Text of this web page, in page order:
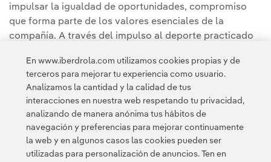
impulsar la igualdad de oportunidades, compromiso
que forma parte de los valores esenciales de la
compañía. A través del impulso al deporte practicado
referentes en la sociedad y fomentar hábitos
saludables desde edades tempranas.
En www.iberdrola.com utilizamos cookies propias y de
terceros para mejorar tu experiencia como usuario.
Analizamos la cantidad y la calidad de tus
interacciones en nuestra web respetando tu privacidad,
analizando de manera anónima tus hábitos de
navegación y preferencias para mejorar continuamente
la web y en algunos casos las cookies pueden ser
utilizadas para personalización de anuncios. Ten en